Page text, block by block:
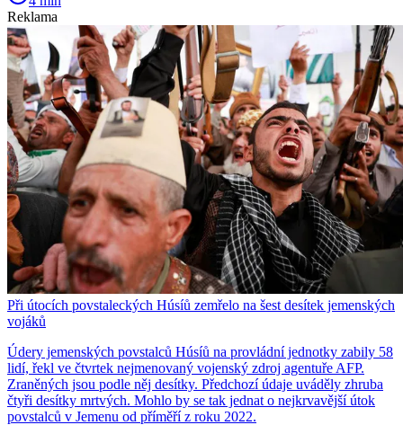
Reklama
Při útocích povstaleckých Húsíů zemřelo na šest desítek jemenských
vojáků
Údery jemenských povstalců Húsíů na provládní jednotky zabily 58
lidí, řekl ve čtvrtek nejmenovaný vojenský zdroj agentuře AFP.
Zraněných jsou podle něj desítky. Předchozí údaje uváděly zhruba
čtyři desítky mrtvých. Mohlo by se tak jednat o nejkrvavější útok
povstalců v Jemenu od příměří z roku 2022.